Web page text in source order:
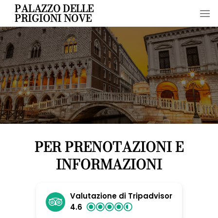
Skip
content
PALAZZO DELLE
PRIGIONI NOVE
PER PRENOTAZIONI E
INFORMAZIONI
Valutazione di Tripadvisor
4.6